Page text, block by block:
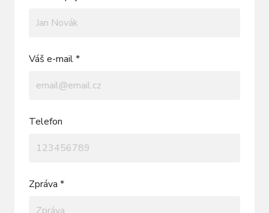
Váš e-mail *
Telefon
Zpráva *